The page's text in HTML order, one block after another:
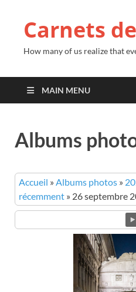
Carnets
How many of us realize that
MAIN MENU
Albums
Accueil » Albums photos »
récemment » 26 septembre